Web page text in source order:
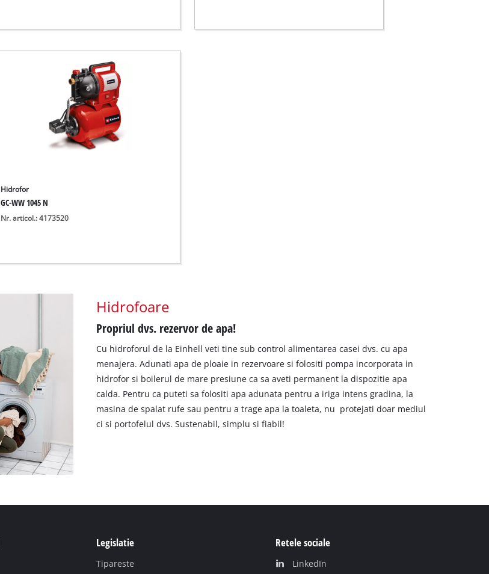
Hidrofor
GC-WW 1045 N
Nr. articol.: 4173520
Hidrofoare
Propriul dvs. rezervor de apa!
Cu hidroforul de la Einhell veti tine sub control alimentarea casei dvs. cu apa
menajera. Adunati apa de ploaie in rezervoare si folositi pompa incorporata in
hidrofor si boilerul de mare presiune ca sa aveti permanent la dispozitie apa
calda. Pentru ca puteti sa folositi apa adunata pentru a iriga intens gradina, la
masina de spalat rufe sau pentru a trage apa la toaleta, nu protejati doar mediul
ci si portofelul dvs. Sustenabil, simplu si fiabil!
Legislatie
Tipareste
Retele sociale
LinkedIn